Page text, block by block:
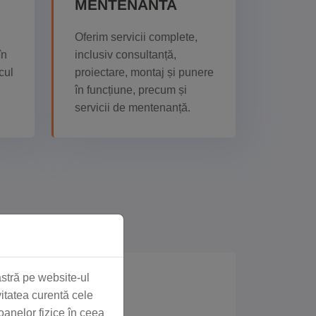
MENTENANTA
Oferim servicii complete,
inclusiv consultanță,
proiectare, montaj și punere
în funcțiune, precum și
servicii de mentenanță.
pe website-ul
curentă cele
fizice în ceea